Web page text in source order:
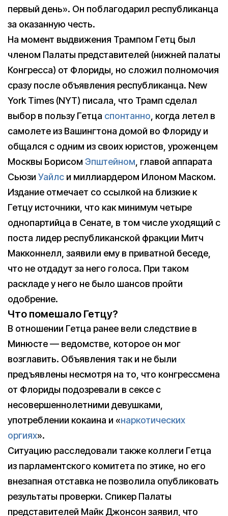
первый день». Он поблагодарил республиканца
за оказанную честь.
На момент выдвижения Трампом Гетц был
членом Палаты представителей (нижней палаты
Конгресса) от Флориды, но сложил полномочия
сразу после объявления республиканца. New
York Times (NYT) писала, что Трамп сделал
выбор в пользу Гетца спонтанно, когда летел в
самолете из Вашингтона домой во Флориду и
общался с одним из своих юристов, уроженцем
Москвы Борисом Эпштейном, главой аппарата
Сьюзи Уайлс и миллиардером Илоном Маском.
Издание отмечает со ссылкой на близкие к
Гетцу источники, что как минимум четыре
однопартийца в Сенате, в том числе уходящий с
поста лидер республиканской фракции Митч
Макконнелл, заявили ему в приватной беседе,
что не отдадут за него голоса. При таком
раскладе у него не было шансов пройти
одобрение.
Что помешало Гетцу?
В отношении Гетца ранее вели следствие в
Минюсте — ведомстве, которое он мог
возглавить. Объявления так и не были
предъявлены несмотря на то, что конгрессмена
от Флориды подозревали в сексе с
несовершеннолетними девушками,
употреблении кокаина и «наркотических
оргиях».
Ситуацию расследовали также коллеги Гетца
из парламентского комитета по этике, но его
внезапная отставка не позволила опубликовать
результаты проверки. Спикер Палаты
представителей Майк Джонсон заявил, что